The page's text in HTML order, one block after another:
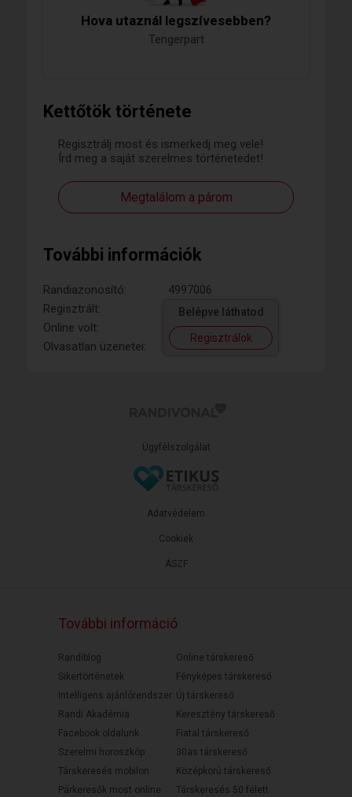
Kettőtök története
Regisztrálj most és ismerkedj meg vele!
Írd meg a saját szerelmes történetedet!
Megtalálom a párom
További információk
Randiazonosító:
4997006
Regisztrált:
Online volt:
Olvasatlan üzenetei:
Belépve láthatod
Regisztrálok
Hova utaznál legszívesebben?
Tengerpart
Ügyfélszolgálat
ÁSZF
Adatvédelem
Cookiek
További információ
Randiblog
Sikertörténetek
Intelligens ajánlórendszer
Randi Akadémia
Facebook oldalunk
Szerelmi horoszkóp
Társkeresés mobilon
Párkeresők most online
Online társkereső
Fényképes társkereső
Új társkereső
Keresztény társkereső
Fiatal társkereső
30as társkereső
Középkorú társkereső
Társkeresés 50 felett